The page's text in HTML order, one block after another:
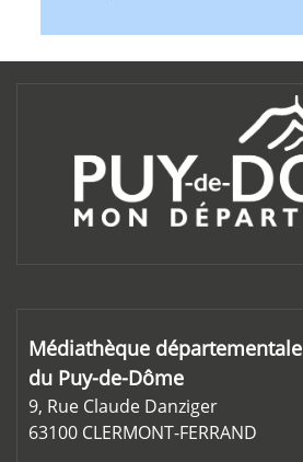
Médiathèque départementale
du Puy-de-Dôme
9, Rue Claude Danziger
63100 CLERMONT-FERRAND